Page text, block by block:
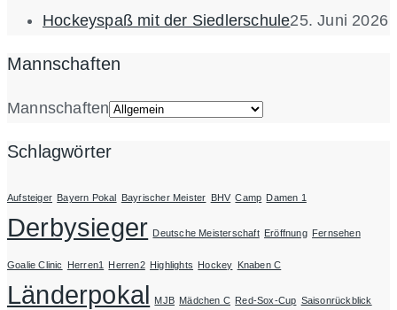
Hockeyspaß mit der Siedlerschule25. Juni 2026
Mannschaften
Mannschaften
Schlagwörter
Aufsteiger Bayern Pokal Bayrischer Meister BHV Camp Damen 1
Derbysieger Deutsche Meisterschaft Eröffnung Fernsehen
Goalie Clinic Herren1 Herren2 Highlights Hockey Knaben C
Länderpokal MJB Mädchen C Red-Sox-Cup Saisonrückblick